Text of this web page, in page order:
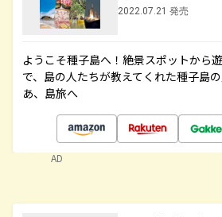
2022.07.21 発売
ようこそ種子島へ！絶景スポットから
で、島の人たちが教えてくれた種子島
あ、島旅へ
AD